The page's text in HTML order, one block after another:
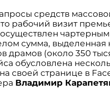
средств
рабочий визит
сумма, выделенная
драмов (около 350
обусловлена
своей странице в
Владимир